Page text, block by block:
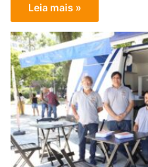
Leia mais »